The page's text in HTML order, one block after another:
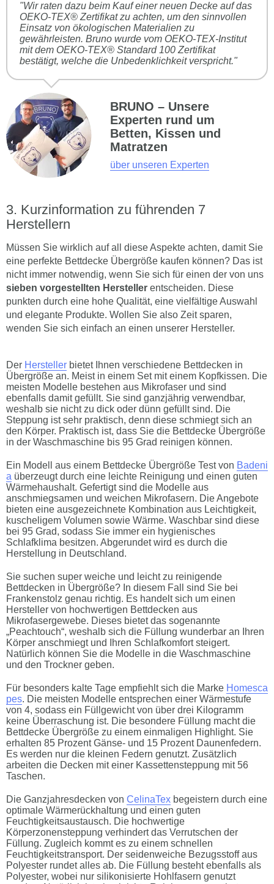
"Wir raten dazu beim Kauf einer neuen Decke auf das
OEKO-TEX® Zertifikat zu achten, um den sinnvollen
Einsatz von ökologischen Materialien zu
gewährleisten. Bruno wurde vom OEKO-TEX-Institut
mit dem OEKO-TEX® Standard 100 Zertifikat
bestätigt, welche die Unbedenklichkeit verspricht."
BRUNO – Unsere
Experten rund um
Betten, Kissen und
Matratzen
über unseren Experten
Kurzinformation zu führenden 7
Herstellern
Müssen Sie wirklich auf all diese Aspekte achten, damit Sie
eine perfekte Bettdecke Übergröße kaufen können? Das ist
nicht immer notwendig, wenn Sie sich für einen der von uns
sieben vorgestellten Hersteller entscheiden. Diese
punkten durch eine hohe Qualität, eine vielfältige Auswahl
und elegante Produkte. Wollen Sie also Zeit sparen,
wenden Sie sich einfach an einen unserer Hersteller.
Der Hersteller bietet Ihnen verschiedene Bettdecken in
Übergröße an. Meist in einem Set mit einem Kopfkissen. Die
meisten Modelle bestehen aus Mikrofaser und sind
ebenfalls damit gefüllt. Sie sind ganzjährig verwendbar,
weshalb sie nicht zu dick oder dünn gefüllt sind. Die
Steppung ist sehr praktisch, denn diese schmiegt sich an
den Körper. Praktisch ist, dass Sie die Bettdecke Übergröße
in der Waschmaschine bis 95 Grad reinigen können.
Ein Modell aus einem Bettdecke Übergröße Test von Badeni
a überzeugt durch eine leichte Reinigung und einen guten
Wärmehaushalt. Gefertigt sind die Modelle aus
anschmiegsamen und weichen Mikrofasern. Die Angebote
bieten eine ausgezeichnete Kombination aus Leichtigkeit,
kuscheligem Volumen sowie Wärme. Waschbar sind diese
bei 95 Grad, sodass Sie immer ein hygienisches
Schlafklima besitzen. Abgerundet wird es durch die
Herstellung in Deutschland.
Sie suchen super weiche und leicht zu reinigende
Bettdecken in Übergröße? In diesem Fall sind Sie bei
Frankenstolz genau richtig. Es handelt sich um einen
Hersteller von hochwertigen Bettdecken aus
Mikrofasergewebe. Dieses bietet das sogenannte
„Peachtouch“, weshalb sich die Füllung wunderbar an Ihren
Körper anschmiegt und Ihren Schlafkomfort steigert.
Natürlich können Sie die Modelle in die Waschmaschine
und den Trockner geben.
Für besonders kalte Tage empfiehlt sich die Marke Homesca
pes. Die meisten Modelle entsprechen einer Wärmestufe
von 4, sodass ein Füllgewicht von über drei Kilogramm
keine Überraschung ist. Die besondere Füllung macht die
Bettdecke Übergröße zu einem einmaligen Highlight. Sie
erhalten 85 Prozent Gänse- und 15 Prozent Daunenfedern.
Es werden nur die kleinen Federn genutzt. Zusätzlich
arbeiten die Decken mit einer Kassettensteppung mit 56
Taschen.
Die Ganzjahresdecken von CelinaTex begeistern durch eine
optimale Wärmerückhaltung und einen guten
Feuchtigkeitsaustausch. Die hochwertige
Körperzonensteppung verhindert das Verrutschen der
Füllung. Zugleich kommt es zu einem schnellen
Feuchtigkeitstransport. Der seidenweiche Bezugsstoff aus
Polyester rundet alles ab. Die Füllung besteht ebenfalls als
Polyester, wobei nur silikonisierte Hohlfasern genutzt